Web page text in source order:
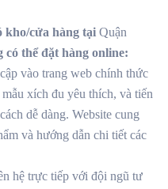
kho/cửa hàng tại Quận
có thể đặt hàng online:
vào trang web chính thức
xích đu yêu thích, và tiến
dễ dàng. Website cung
và hướng dẫn chi tiết các
hệ trực tiếp với đội ngũ tư